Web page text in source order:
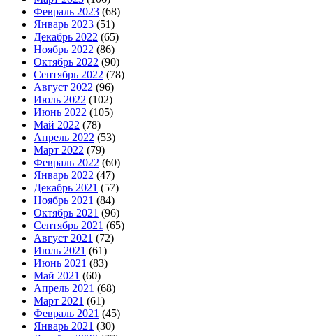
Февраль 2023 (68)
Январь 2023 (51)
Декабрь 2022 (65)
Ноябрь 2022 (86)
Октябрь 2022 (90)
Сентябрь 2022 (78)
Август 2022 (96)
Июль 2022 (102)
Июнь 2022 (105)
Май 2022 (78)
Апрель 2022 (53)
Март 2022 (79)
Февраль 2022 (60)
Январь 2022 (47)
Декабрь 2021 (57)
Ноябрь 2021 (84)
Октябрь 2021 (96)
Сентябрь 2021 (65)
Август 2021 (72)
Июль 2021 (61)
Июнь 2021 (83)
Май 2021 (60)
Апрель 2021 (68)
Март 2021 (61)
Февраль 2021 (45)
Январь 2021 (30)